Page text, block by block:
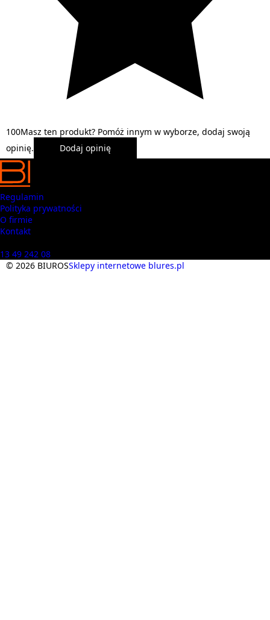
100Masz ten produkt? Pomóż innym w wyborze, dodaj swoją
opinię.
Dodaj opinię
Regulamin
Polityka prywatności
O firmie
Kontakt
13 49 242 08
© 2026 BIUROSSklepy internetowe blures.pl